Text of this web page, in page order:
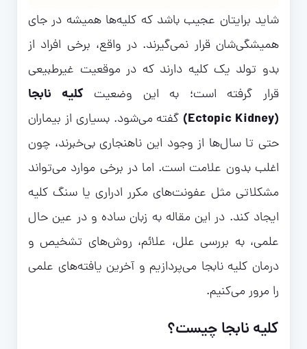
شاید برایتان عجیب باشد که کلیه‌ها همیشه در جای
همیشگی‌شان قرار نمی‌گیرند. در واقع، برخی افراد از
بدو تولد یککلیه دارند که در موقعیت غیرطبیعی
قرار گرفته است؛ به این وضعیتکلیه نابجا
(Ectopic Kidney)
گفته می‌شود. بسیاری از بیماران
حتی تا سال‌ها از وجود این ناهنجاری بی‌خبرند، چون
اغلب بدون علامت است. اما در برخی موارد می‌تواند
مشکلاتی مثل عفونت‌های مکرر ادراری یا سنگ کلیه
ایجاد کند. در این مقاله به زبان ساده و در عین حال
علمی، به بررسی علل، علائم، روش‌های تشخیص و
درمان کلیه نابجا می‌پردازیم و آخرین یافته‌های علمی
را مرور می‌کنیم.
کلیه نابجا چیست؟